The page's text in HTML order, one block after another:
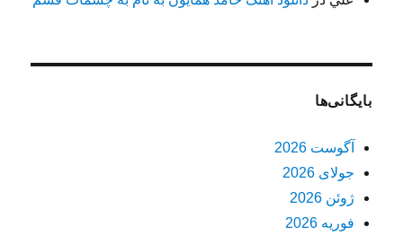
بایگانی‌ها
آگوست 2026
جولای 2026
ژوئن 2026
فوریه 2026